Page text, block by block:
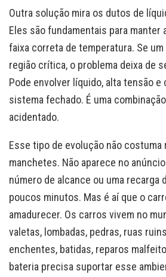
Outra solução mira os dutos de
Eles são fundamentais para manter
faixa correta de temperatura. Se
região crítica, o problema deixa de
Pode envolver líquido, alta tensão e
sistema fechado. É uma
acidentado.
Esse tipo de evolução não costuma
manchetes. Não aparece no
número de alcance ou uma recarga
poucos minutos. Mas é aí que o
amadurecer. Os carros vivem no
valetas, lombadas, pedras, ruas
enchentes, batidas, reparos
bateria precisa suportar esse